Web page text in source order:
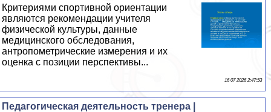
Критериями спортивной ориентации
являются рекомендации учителя
физической культуры, данные
медицинского обследования,
антропометрические измерения и их
оценка с позиции перспективы...
16 07 2026 2:47:53
Педагогическая деятельность тренера |